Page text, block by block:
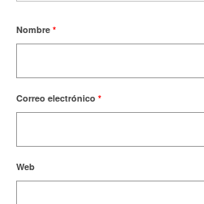
Nombre *
Correo electrónico *
Web